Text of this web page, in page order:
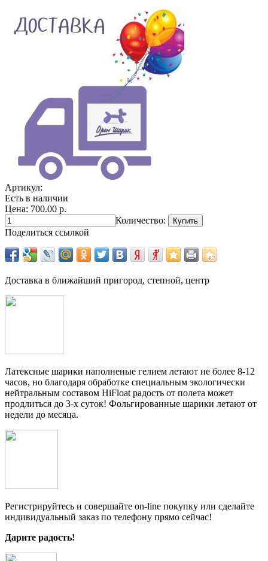
Артикул:
Есть в наличии
Цена: 700.00 р.
Количество:
Поделиться ссылкой
Доставка в ближайший пригород, степной, центр
Латексные шарики наполненые гелием летают не более 8-12
часов, но благодаря обработке специальным экологически
нейтральным составом HiFloat радость от полета может
продлиться до 3-х суток! Фольгированные шарики летают от
недели до месяца.
Регистрируйтесь и совершайте on-line покупку или сделайте
индивидуальный заказ по телефону прямо сейчас!
Дарите радость!